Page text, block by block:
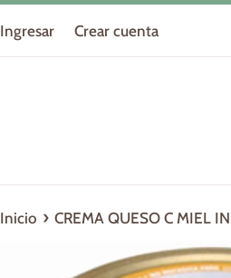
Ingresar Crear cuenta
Inicio › CREMA QUESO C MIEL